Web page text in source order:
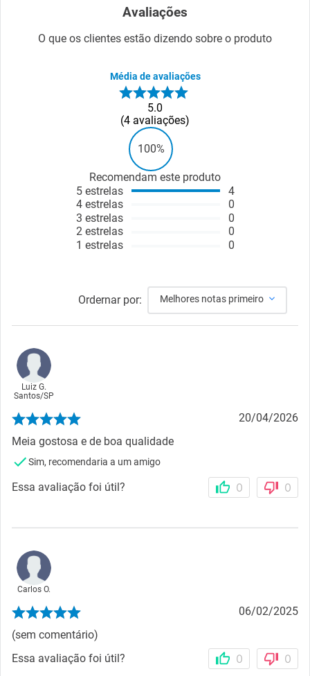
Avaliações
O que os clientes estão dizendo sobre o produto
Média de avaliações
5.0
4 avaliações
100%
Recomendam este produto
5 estrelas
4 estrelas
3 estrelas
2 estrelas
1 estrelas
4
0
0
0
0
Ordernar por: Melhores notas primeiro
Luiz G.
Santos/SP
20/04/2026
Meia gostosa e de boa qualidade
Sim, recomendaria a um amigo
Essa avaliação foi útil? 0 0
Carlos O.
06/02/2025
(sem comentário)
Essa avaliação foi útil?
0 0